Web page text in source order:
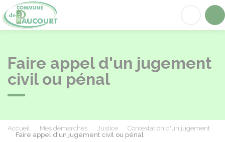
Faire appel d'un jugement
civil ou pénal
Accueil Mes démarches Justice
Contestation d'un jugement
Faire appel d'un jugement civil ou pénal